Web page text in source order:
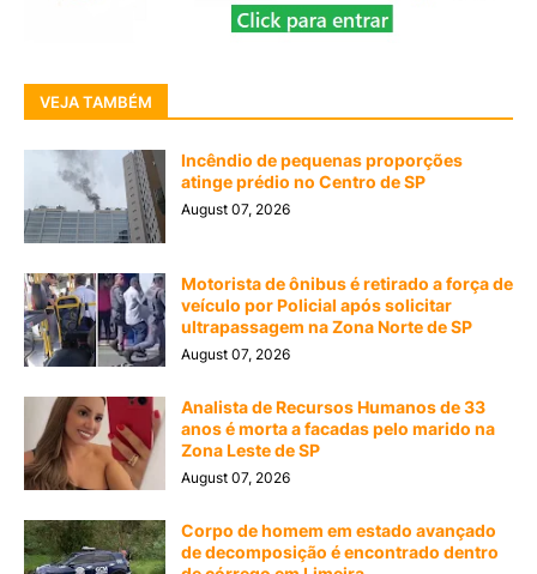
VEJA TAMBÉM
Incêndio de pequenas proporções
atinge prédio no Centro de SP
August 07, 2026
Motorista de ônibus é retirado a força de
veículo por Policial após solicitar
ultrapassagem na Zona Norte de SP
August 07, 2026
Analista de Recursos Humanos de 33
anos é morta a facadas pelo marido na
Zona Leste de SP
August 07, 2026
Corpo de homem em estado avançado
de decomposição é encontrado dentro